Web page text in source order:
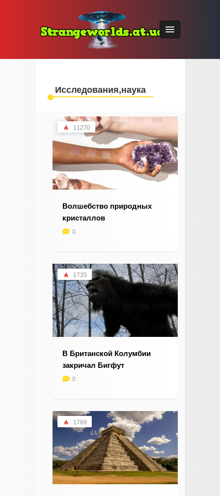
Исследования,наука
11270
Волшебство природных
кристаллов
0
1735
В Британской Колумбии
закричал Бигфут
0
1789